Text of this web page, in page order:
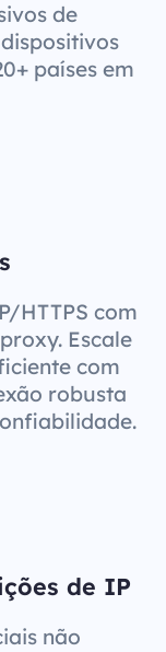
de
países em
HTTPS com
Escale
com
robusta
de IP
não